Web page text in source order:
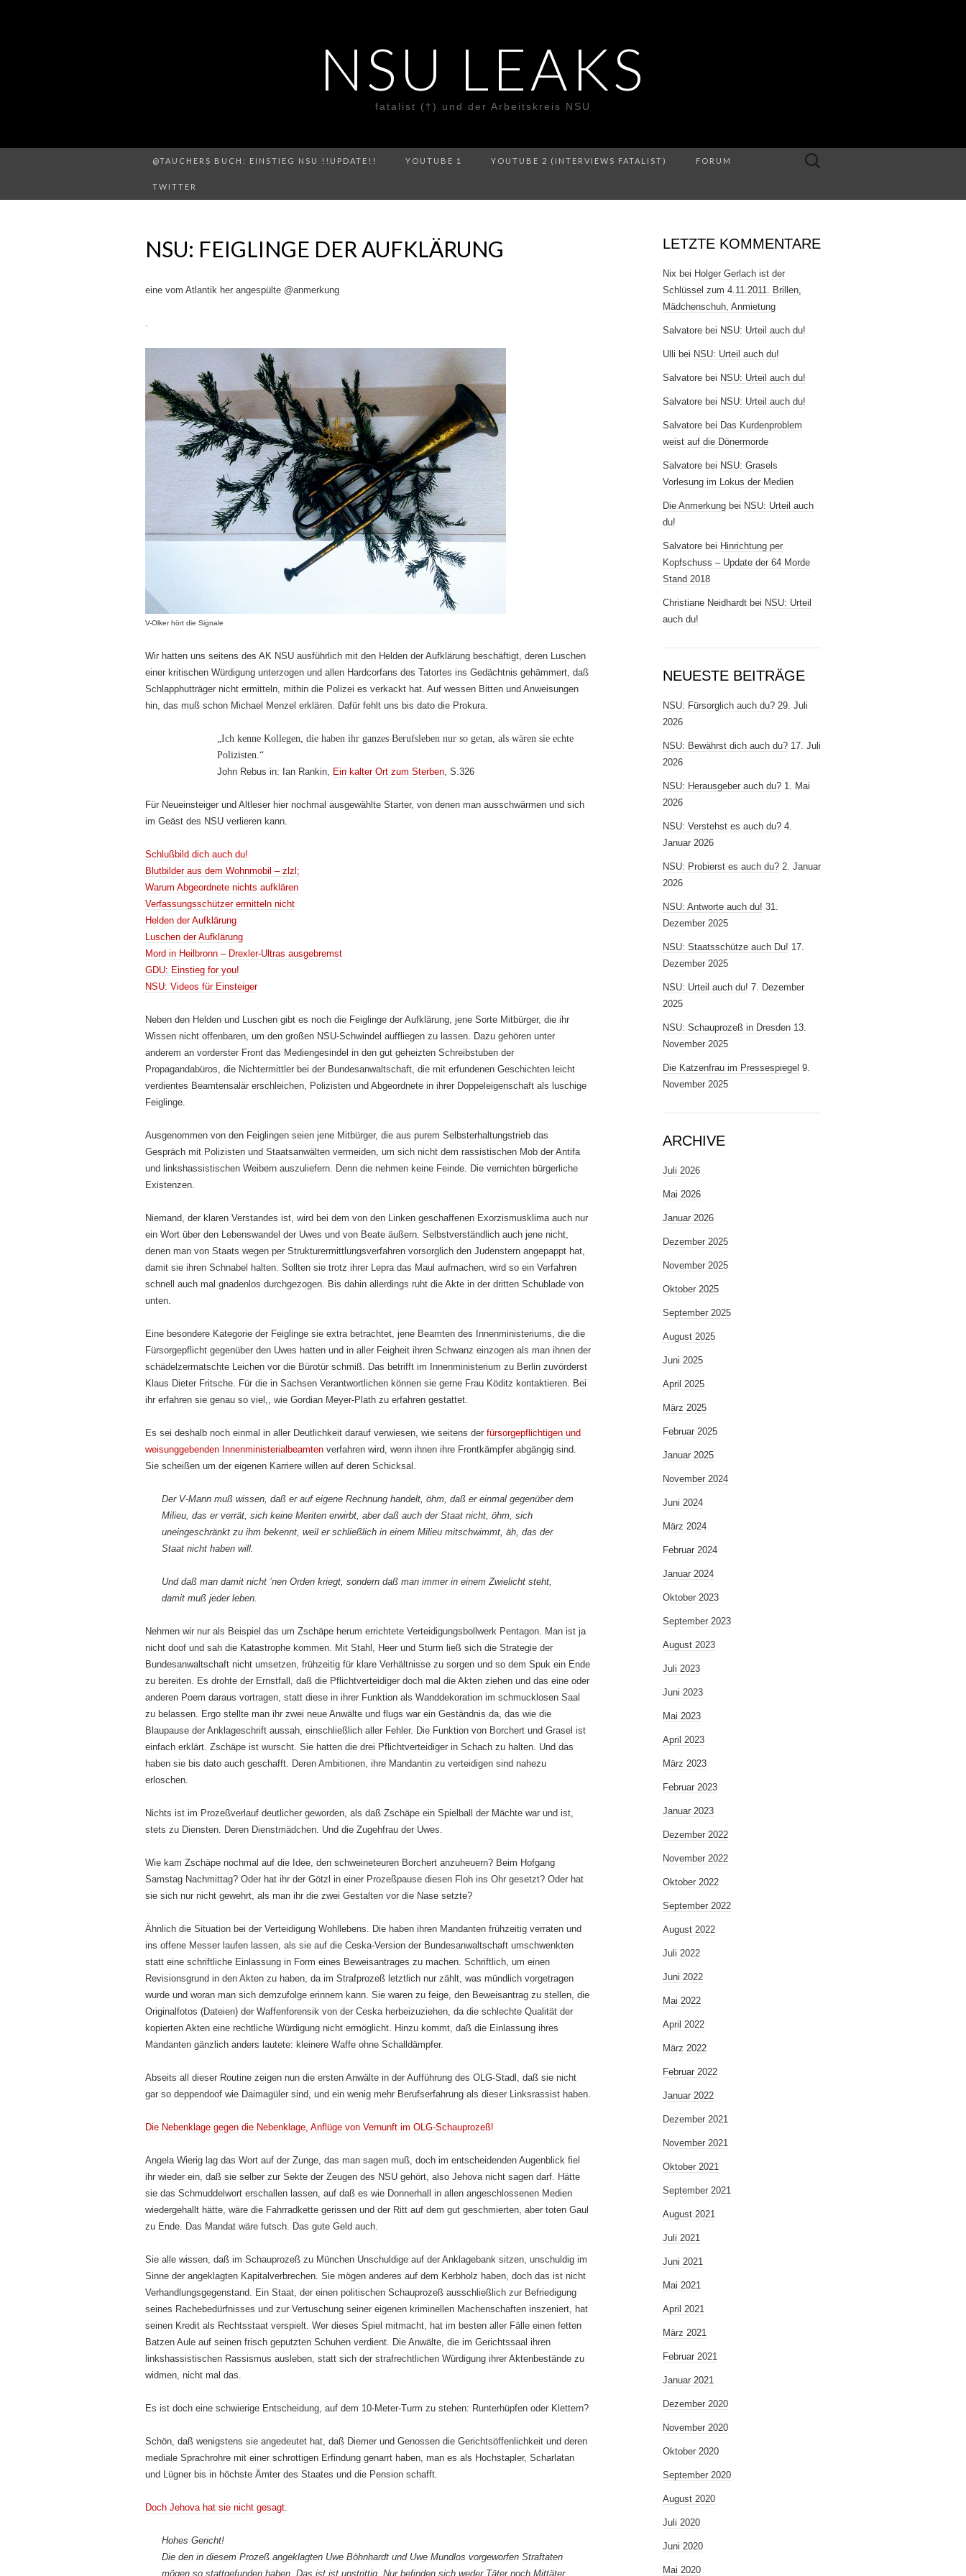
NSU LEAKS
fatalist (†) und der Arbeitskreis NSU
@TAUCHERS BUCH: EINSTIEG NSU !!UPDATE!! YOUTUBE 1 YOUTUBE 2 (INTERVIEWS FATALIST) FORUM
TWITTER
Suche
NSU: FEIGLINGE DER AUFKLÄRUNG
eine vom Atlantik her angespülte @anmerkung
.
V-Olker hört die Signale
Wir hatten uns seitens des AK NSU ausführlich mit den Helden der Aufklärung beschäftigt, deren Luschen
einer kritischen Würdigung unterzogen und allen Hardcorfans des Tatortes ins Gedächtnis gehämmert, daß
Schlapphutträger nicht ermitteln, mithin die Polizei es verkackt hat. Auf wessen Bitten und Anweisungen
hin, das muß schon Michael Menzel erklären. Dafür fehlt uns bis dato die Prokura.
„Ich kenne Kollegen, die haben ihr ganzes Berufsleben nur so getan, als wären sie echte
Polizisten.“
John Rebus in: Ian Rankin, Ein kalter Ort zum Sterben, S.326
Für Neueinsteiger und Altleser hier nochmal ausgewählte Starter, von denen man ausschwärmen und sich
im Geäst des NSU verlieren kann.
Schlußbild dich auch du!
Blutbilder aus dem Wohnmobil – zlzl;
Warum Abgeordnete nichts aufklären
Verfassungsschützer ermitteln nicht
Helden der Aufklärung
Luschen der Aufklärung
Mord in Heilbronn – Drexler-Ultras ausgebremst
GDU: Einstieg for you!
NSU: Videos für Einsteiger
Neben den Helden und Luschen gibt es noch die Feiglinge der Aufklärung, jene Sorte Mitbürger, die ihr
Wissen nicht offenbaren, um den großen NSU-Schwindel auffliegen zu lassen. Dazu gehören unter
anderem an vorderster Front das Mediengesindel in den gut geheizten Schreibstuben der
Propagandabüros, die Nichtermittler bei der Bundesanwaltschaft, die mit erfundenen Geschichten leicht
verdientes Beamtensalär erschleichen, Polizisten und Abgeordnete in ihrer Doppeleigenschaft als luschige
Feiglinge.
Ausgenommen von den Feiglingen seien jene Mitbürger, die aus purem Selbsterhaltungstrieb das
Gespräch mit Polizisten und Staatsanwälten vermeiden, um sich nicht dem rassistischen Mob der Antifa
und linkshassistischen Weibern auszuliefern. Denn die nehmen keine Feinde. Die vernichten bürgerliche
Existenzen.
Niemand, der klaren Verstandes ist, wird bei dem von den Linken geschaffenen Exorzismusklima auch nur
ein Wort über den Lebenswandel der Uwes und von Beate äußern. Selbstverständlich auch jene nicht,
denen man von Staats wegen per Strukturermittlungsverfahren vorsorglich den Judenstern angepappt hat,
damit sie ihren Schnabel halten. Sollten sie trotz ihrer Lepra das Maul aufmachen, wird so ein Verfahren
schnell auch mal gnadenlos durchgezogen. Bis dahin allerdings ruht die Akte in der dritten Schublade von
unten.
Eine besondere Kategorie der Feiglinge sie extra betrachtet, jene Beamten des Innenministeriums, die die
Fürsorgepflicht gegenüber den Uwes hatten und in aller Feigheit ihren Schwanz einzogen als man ihnen der
schädelzermatschte Leichen vor die Bürotür schmiß. Das betrifft im Innenministerium zu Berlin zuvörderst
Klaus Dieter Fritsche. Für die in Sachsen Verantwortlichen können sie gerne Frau Köditz kontaktieren. Bei
ihr erfahren sie genau so viel,, wie Gordian Meyer-Plath zu erfahren gestattet.
Es sei deshalb noch einmal in aller Deutlichkeit darauf verwiesen, wie seitens der fürsorgepflichtigen und
weisunggebenden Innenministerialbeamten verfahren wird, wenn ihnen ihre Frontkämpfer abgängig sind.
Sie scheißen um der eigenen Karriere willen auf deren Schicksal.
Der V-Mann muß wissen, daß er auf eigene Rechnung handelt, öhm, daß er einmal gegenüber dem
Milieu, das er verrät, sich keine Meriten erwirbt, aber daß auch der Staat nicht, öhm, sich
uneingeschränkt zu ihm bekennt, weil er schließlich in einem Milieu mitschwimmt, äh, das der
Staat nicht haben will.
Und daß man damit nicht ’nen Orden kriegt, sondern daß man immer in einem Zwielicht steht,
damit muß jeder leben.
Nehmen wir nur als Beispiel das um Zschäpe herum errichtete Verteidigungsbollwerk Pentagon. Man ist ja
nicht doof und sah die Katastrophe kommen. Mit Stahl, Heer und Sturm ließ sich die Strategie der
Bundesanwaltschaft nicht umsetzen, frühzeitig für klare Verhältnisse zu sorgen und so dem Spuk ein Ende
zu bereiten. Es drohte der Ernstfall, daß die Pflichtverteidiger doch mal die Akten ziehen und das eine oder
anderen Poem daraus vortragen, statt diese in ihrer Funktion als Wanddekoration im schmucklosen Saal
zu belassen. Ergo stellte man ihr zwei neue Anwälte und flugs war ein Geständnis da, das wie die
Blaupause der Anklageschrift aussah, einschließlich aller Fehler. Die Funktion von Borchert und Grasel ist
einfach erklärt. Zschäpe ist wurscht. Sie hatten die drei Pflichtverteidiger in Schach zu halten. Und das
haben sie bis dato auch geschafft. Deren Ambitionen, ihre Mandantin zu verteidigen sind nahezu
erloschen.
Nichts ist im Prozeßverlauf deutlicher geworden, als daß Zschäpe ein Spielball der Mächte war und ist,
stets zu Diensten. Deren Dienstmädchen. Und die Zugehfrau der Uwes.
Wie kam Zschäpe nochmal auf die Idee, den schweineteuren Borchert anzuheuern? Beim Hofgang
Samstag Nachmittag? Oder hat ihr der Götzl in einer Prozeßpause diesen Floh ins Ohr gesetzt? Oder hat
sie sich nur nicht gewehrt, als man ihr die zwei Gestalten vor die Nase setzte?
Ähnlich die Situation bei der Verteidigung Wohllebens. Die haben ihren Mandanten frühzeitig verraten und
ins offene Messer laufen lassen, als sie auf die Ceska-Version der Bundesanwaltschaft umschwenkten
statt eine schriftliche Einlassung in Form eines Beweisantrages zu machen. Schriftlich, um einen
Revisionsgrund in den Akten zu haben, da im Strafprozeß letztlich nur zählt, was mündlich vorgetragen
wurde und woran man sich demzufolge erinnern kann. Sie waren zu feige, den Beweisantrag zu stellen, die
Originalfotos (Dateien) der Waffenforensik von der Ceska herbeizuziehen, da die schlechte Qualität der
kopierten Akten eine rechtliche Würdigung nicht ermöglicht. Hinzu kommt, daß die Einlassung ihres
Mandanten gänzlich anders lautete: kleinere Waffe ohne Schalldämpfer.
Abseits all dieser Routine zeigen nun die ersten Anwälte in der Aufführung des OLG-Stadl, daß sie nicht
gar so deppendoof wie Daimagüler sind, und ein wenig mehr Berufserfahrung als dieser Linksrassist haben.
Die Nebenklage gegen die Nebenklage, Anflüge von Vernunft im OLG-Schauprozeß!
Angela Wierig lag das Wort auf der Zunge, das man sagen muß, doch im entscheidenden Augenblick fiel
ihr wieder ein, daß sie selber zur Sekte der Zeugen des NSU gehört, also Jehova nicht sagen darf. Hätte
sie das Schmuddelwort erschallen lassen, auf daß es wie Donnerhall in allen angeschlossenen Medien
wiedergehallt hätte, wäre die Fahrradkette gerissen und der Ritt auf dem gut geschmierten, aber toten Gaul
zu Ende. Das Mandat wäre futsch. Das gute Geld auch.
Sie alle wissen, daß im Schauprozeß zu München Unschuldige auf der Anklagebank sitzen, unschuldig im
Sinne der angeklagten Kapitalverbrechen. Sie mögen anderes auf dem Kerbholz haben, doch das ist nicht
Verhandlungsgegenstand. Ein Staat, der einen politischen Schauprozeß ausschließlich zur Befriedigung
seines Rachebedürfnisses und zur Vertuschung seiner eigenen kriminellen Machenschaften inszeniert, hat
seinen Kredit als Rechtsstaat verspielt. Wer dieses Spiel mitmacht, hat im besten aller Fälle einen fetten
Batzen Aule auf seinen frisch geputzten Schuhen verdient. Die Anwälte, die im Gerichtssaal ihren
linkshassistischen Rassismus ausleben, statt sich der strafrechtlichen Würdigung ihrer Aktenbestände zu
widmen, nicht mal das.
Es ist doch eine schwierige Entscheidung, auf dem 10-Meter-Turm zu stehen: Runterhüpfen oder Klettern?
Schön, daß wenigstens sie angedeutet hat, daß Diemer und Genossen die Gerichtsöffenlichkeit und deren
mediale Sprachrohre mit einer schrottigen Erfindung genarrt haben, man es als Hochstapler, Scharlatan
und Lügner bis in höchste Ämter des Staates und die Pension schafft.
Doch Jehova hat sie nicht gesagt.
Hohes Gericht!
Die den in diesem Prozeß angeklagten Uwe Böhnhardt und Uwe Mundlos vorgeworfen Straftaten
mögen so stattgefunden haben. Das ist ist unstrittig. Nur befinden sich weder Täter noch Mittäter
LETZTE KOMMENTARE
Nix bei Holger Gerlach ist der
Schlüssel zum 4.11.2011. Brillen,
Mädchenschuh, Anmietung
Salvatore bei NSU: Urteil auch du!
Ulli bei NSU: Urteil auch du!
Salvatore bei NSU: Urteil auch du!
Salvatore bei NSU: Urteil auch du!
Salvatore bei Das Kurdenproblem
weist auf die Dönermorde
Salvatore bei NSU: Grasels
Vorlesung im Lokus der Medien
Die Anmerkung bei NSU: Urteil auch
du!
Salvatore bei Hinrichtung per
Kopfschuss – Update der 64 Morde
Stand 2018
Christiane Neidhardt bei NSU: Urteil
auch du!
NEUESTE BEITRÄGE
NSU: Fürsorglich auch du? 29. Juli
2026
NSU: Bewährst dich auch du? 17. Juli
2026
NSU: Herausgeber auch du? 1. Mai
2026
NSU: Verstehst es auch du? 4.
Januar 2026
NSU: Probierst es auch du? 2. Januar
2026
NSU: Antworte auch du! 31.
Dezember 2025
NSU: Staatsschütze auch Du! 17.
Dezember 2025
NSU: Urteil auch du! 7. Dezember
2025
NSU: Schauprozeß in Dresden 13.
November 2025
Die Katzenfrau im Pressespiegel 9.
November 2025
ARCHIVE
Juli 2026
Mai 2026
Januar 2026
Dezember 2025
November 2025
Oktober 2025
September 2025
August 2025
Juni 2025
April 2025
März 2025
Februar 2025
Januar 2025
November 2024
Juni 2024
März 2024
Februar 2024
Januar 2024
Oktober 2023
September 2023
August 2023
Juli 2023
Juni 2023
Mai 2023
April 2023
März 2023
Februar 2023
Januar 2023
Dezember 2022
November 2022
Oktober 2022
September 2022
August 2022
Juli 2022
Juni 2022
Mai 2022
April 2022
März 2022
Februar 2022
Januar 2022
Dezember 2021
November 2021
Oktober 2021
September 2021
August 2021
Juli 2021
Juni 2021
Mai 2021
April 2021
März 2021
Februar 2021
Januar 2021
Dezember 2020
November 2020
Oktober 2020
September 2020
August 2020
Juli 2020
Juni 2020
Mai 2020